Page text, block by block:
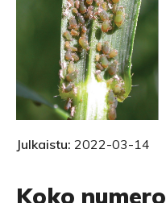
Julkaistu: 2022-03-14
Koko numero